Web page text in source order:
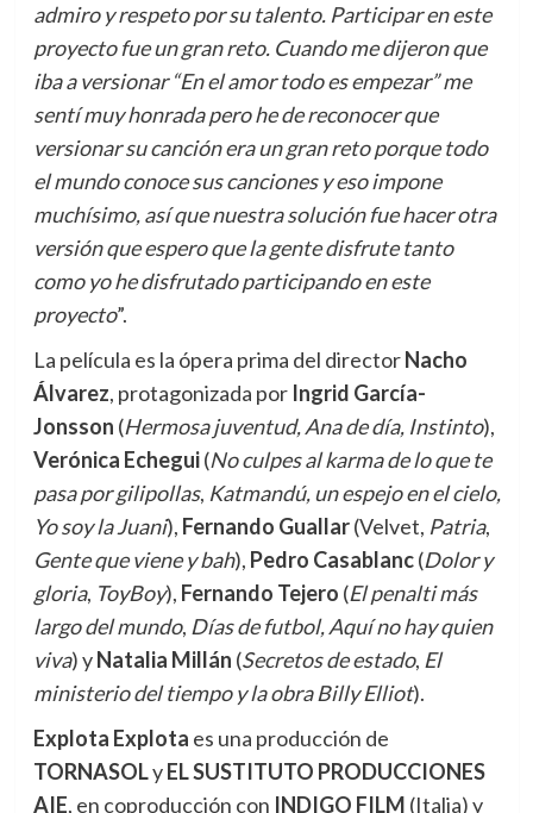
admiro y respeto por su talento. Participar en este
proyecto fue un gran reto. Cuando me dijeron que
iba a versionar “En el amor todo es empezar” me
sentí muy honrada pero he de reconocer que
versionar su canción era un gran reto porque todo
el mundo conoce sus canciones y eso impone
muchísimo, así que nuestra solución fue hacer otra
versión que espero que la gente disfrute tanto
como yo he disfrutado participando en este
proyecto”.
La película es la ópera prima del directorNacho
Álvarez, protagonizada por Ingrid García-
Jonsson (Hermosa juventud, Ana de día, Instinto),
Verónica Echegui(No culpes al karma de lo que te
pasa por gilipollas, Katmandú, un espejo en el cielo,
Yo soy la Juani), Fernando Guallar(Velvet, Patria,
Gente que viene y bah), Pedro Casablanc(Dolor y
gloria, ToyBoy), Fernando Tejero (El penalti más
largo del mundo, Días de futbol, Aquí no hay quien
viva) yNatalia Millán (Secretos de estado, El
ministerio del tiempo y la obra Billy Elliot).
Explota Explota es una producción de
TORNASOLyEL SUSTITUTO PRODUCCIONES
AIE, en coproducción con INDIGO FILM (Italia) y